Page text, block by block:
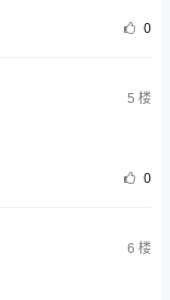
0
5 楼
0
6 楼